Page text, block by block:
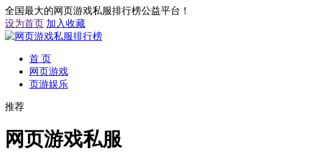
全国最大的网页游戏私服排行榜公益平台！
设为首页 加入收藏
首 页
网页游戏
页游娱乐
推荐
网页游戏私服